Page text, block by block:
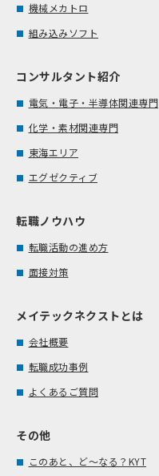
機械メカトロ
組み込みソフト
コンサルタント紹介
電気・電子・半導体関連専門
化学・素材関連専門
東海エリア
エグゼクティブ
転職ノウハウ
転職活動の進め方
面接対策
メイテックネクストとは
会社概要
転職成功事例
よくあるご質問
その他
このあと、ど～なる？KYT